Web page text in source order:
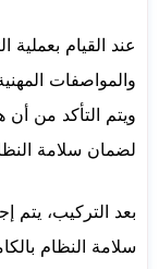
عند القيام بعملية
والمواصفات
ويتم التأكد من أن
لضمان سلامة
بعد التركيب، يتم
سلامة النظام